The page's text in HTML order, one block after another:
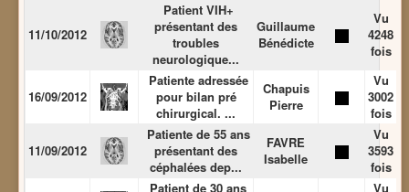
11/10/2012
Patient VIH+
présentant des
troubles
neurologique...
Guillaume
Bénédicte
Vu
4248
fois
16/09/2012
Patiente adressée
pour bilan pré
chirurgical. ...
Chapuis
Pierre
Vu
3002
fois
11/09/2012
Patiente de 55 ans
présentant des
céphalées dep...
FAVRE
Isabelle
Vu
3593
fois
Patient de 30 ans
Vu